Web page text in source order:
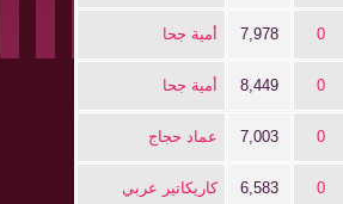
0
7,978 أمية جحا
0
8,449 أمية جحا
0
7,003 عماد حجاج
0
6,583 كاريكاتير عربي